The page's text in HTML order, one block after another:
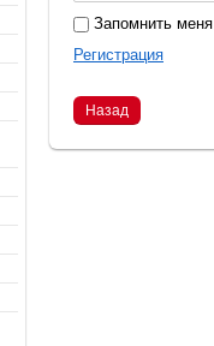
Запомнить меня
Регистрация
Назад